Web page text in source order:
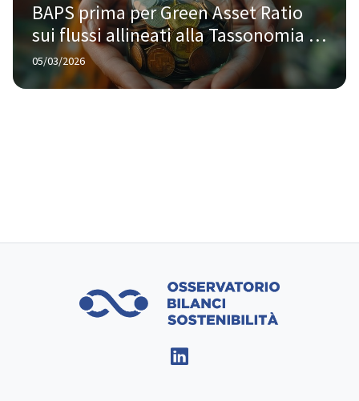
BAPS prima per Green Asset Ratio
sui flussi allineati alla Tassonomia
UE tra le banche italiane Less
Significant
05/03/2026